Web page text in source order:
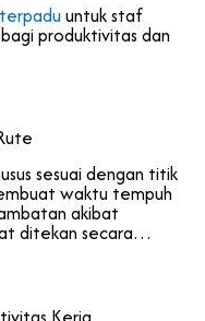
untuk staf
produktivitas dan
sesuai dengan titik
waktu tempuh
akibat
ditekan secara